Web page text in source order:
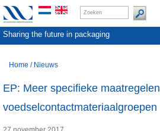
Sharing the future in packaging
Home / Nieuws
EP: Meer specifieke maatregelen
voedselcontactmateriaalgroepen